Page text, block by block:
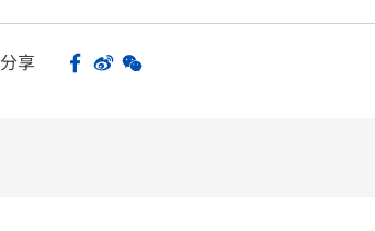
分享 Facebook
Sina Weibo
WeChat